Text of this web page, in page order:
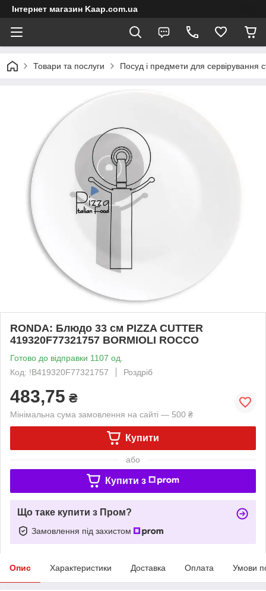
Інтернет магазин Kaap.com.ua
Товари та послуги Посуд і предмети для сервірування
RONDA: Блюдо 33 см PIZZA CUTTER
419320F77321757 BORMIOLI ROCCO
Готово до відправки 1107 од.
Код: !B419320F77321757
Роздріб
483,75 ₴
Мінімальна сума замовлення на сайті — 500 ₴
Купити
або
Купити з
Що таке купити з Пром?
Замовлення під захистом
Опис Характеристики Доставка Оплата Умови